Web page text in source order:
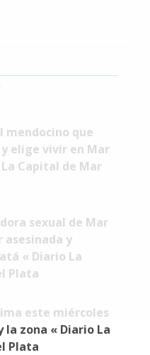
mendocino que
elige vivir en Mar
Capital de Mar
sexual de Mar
y
« Diario La
Plata
este miércoles
la zona « Diario La
Plata